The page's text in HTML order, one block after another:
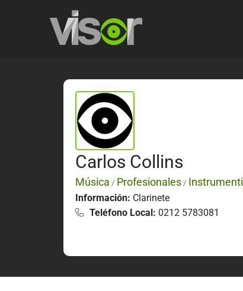
Carlos Collins
Música / Profesionales /
Información: Clarinete
Teléfono Local: 0212 5783081